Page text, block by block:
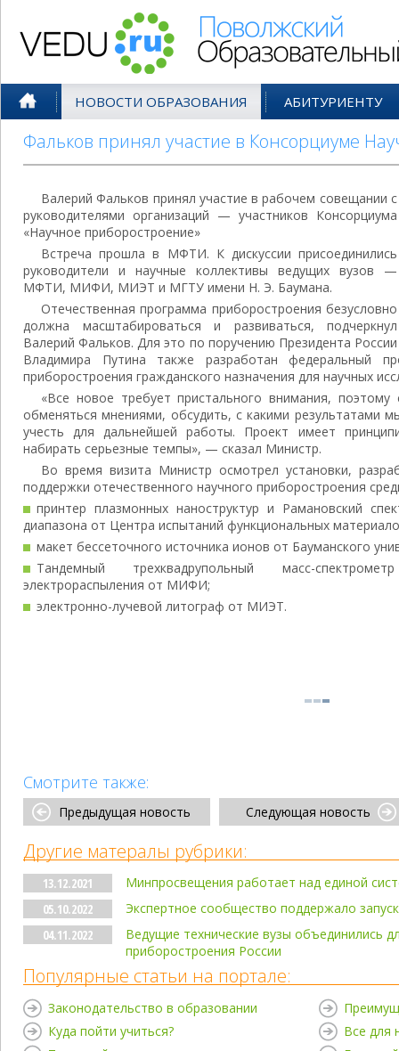
НОВОСТИ ОБРАЗОВАНИЯ АБИТУРИЕНТУ
Фальков принял участие в Консорциуме
Валерий Фальков принял участие в рабочем совещании с
руководителями организаций — участников Консорциума
«Научное приборостроение»
Встреча прошла в МФТИ. К дискуссии присоединились
руководители и научные коллективы ведущих вузов —
МФТИ, МИФИ, МИЭТ и МГТУ имени Н. Э. Баумана.
Отечественная программа приборостроения безусловно
должна масштабироваться и развиваться, подчеркнул
Валерий Фальков. Для это по поручению Президента России
Владимира Путина также разработан федеральный
приборостроения гражданского назначения для научных
«Все новое требует пристального внимания,
обменяться мнениями, обсудить, с какими результатами
учесть для дальнейшей работы. Проект имеет
набирать серьезные темпы», — сказал Министр.
Во время визита Министр осмотрел установки,
поддержки отечественного научного приборостроения
принтер плазмонных наноструктур и Рамановский
диапазона от Центра испытаний функциональных
макет бессеточного источника ионов от Бауманского
Тандемный трехквадрупольный масс-
электрораспыления от МИФИ;
электронно-лучевой литограф от МИЭТ.
Смотрите также:
Предыдущая новость Следующая новость
Другие матералы рубрики:
13.12.2021
Минпросвещения работает над единой
05.10.2022
Экспертное сообщество поддержало
04.11.2022
Ведущие технические вузы объединились
приборостроения России
Популярные статьи на портале:
Законодательство в образовании
Куда пойти учиться?
Все для